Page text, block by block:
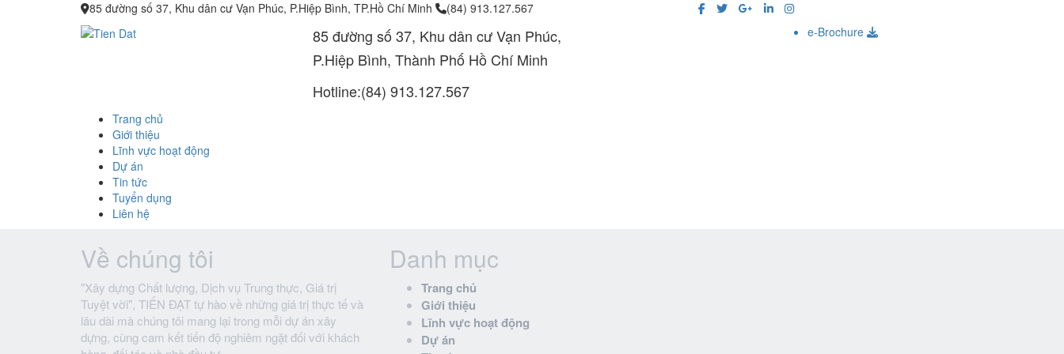
85 đường số 37, Khu dân cư Vạn Phúc, P.Hiệp Bình, TP.Hồ Chí Minh (84) 913.127.567
85 đường số 37, Khu dân cư Vạn Phúc,
P.Hiệp Bình, Thành Phố Hồ Chí Minh
Hotline:(84) 913.127.567
e-Brochure
Trang chủ
Giới thiệu
Lĩnh vực hoạt động
Dự án
Tin tức
Tuyển dụng
Liên hệ
Về chúng tôi
"Xây dựng Chất lượng, Dịch vụ Trung thực, Giá trị
Tuyệt vời", TIẾN ĐẠT tự hào về những giá trị thực tế và
lâu dài mà chúng tôi mang lại trong mỗi dự án xây
dựng, cùng cam kết tiến độ nghiêm ngặt đối với khách
Danh mục
Trang chủ
Giới thiệu
Lĩnh vực hoạt động
Dự án